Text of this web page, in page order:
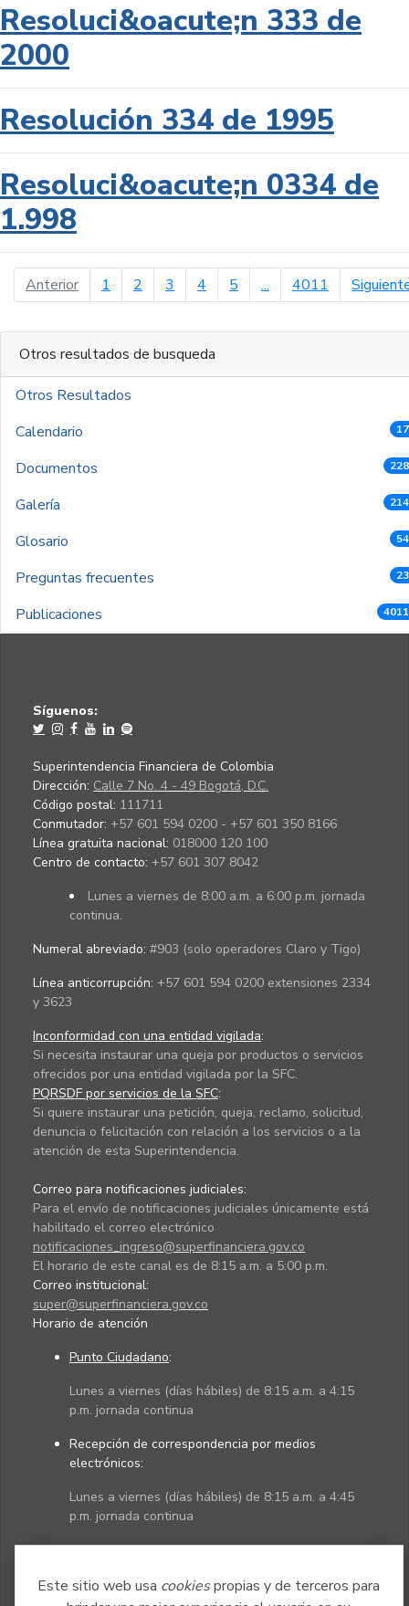
Este sitio web usa cookiespropias y de terceros para
Resoluci&oacute;n 333 de
2000
Resolución 334 de 1995
Resoluci&oacute;n 0334 de
1.998
Anteriorpágina anterior
1 2 3 4 5 ... 4011
Otros resultados de busqueda
Otros Resultados
Calendario
Documentos
Galería
Glosario
Preguntas frecuentes
Publicaciones
Síguenos:
Superintendencia Financiera de Colombia
Dirección: Calle 7 No. 4 - 49 Bogotá, D.C.
Código postal: 111711
Conmutador: +57 601 594 0200 - +57 601 350 8166
Línea gratuita nacional: 018000 120 100
Centro de contacto: +57 601 307 8042
Lunes a viernes de 8:00 a.m. a 6:00 p.m. jornada
continua.
Numeral abreviado: #903 (solo operadores Claro y Tigo)
Línea anticorrupción: +57 601 594 0200 extensiones 2334
y 3623
Inconformidad con una entidad vigilada:
Si necesita instaurar una queja por productos o servicios
ofrecidos por una entidad vigilada por la SFC.
PQRSDF por servicios de la SFC:
Si quiere instaurar una petición, queja, reclamo, solicitud,
denuncia o felicitación con relación a los servicios o a la
atención de esta Superintendencia.
Correo para notificaciones judiciales:
Para el envío de notificaciones judiciales únicamente está
habilitado el correo electrónico
notificaciones_ingreso@superfinanciera.gov.co
El horario de este canal es de 8:15 a.m. a 5:00 p.m.
Correo institucional:
super@superfinanciera.gov.co
Horario de atención
Punto Ciudadano:
Lunes a viernes (días hábiles) de 8:15 a.m. a 4:15
p.m. jornada continua
Recepción de correspondencia por medios
electrónicos:
Lunes a viernes (días hábiles) de 8:15 a.m. a 4:45
p.m. jornada continua